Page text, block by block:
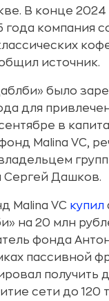
В конце 2024
года компания
источник.
было
для
в
Malina VC,
Сергей Дашков.
Malina VC купил
на 20 млн
фонда
пассивной
получить
сети до 120